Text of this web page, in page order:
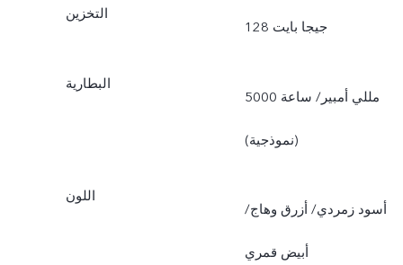
التخزين
128 جيجا بايت
البطارية
5000 مللي أمبير/ ساعة
(نموذجية)
اللون
أسود زمردي/ أزرق وهاج/
أبيض قمري